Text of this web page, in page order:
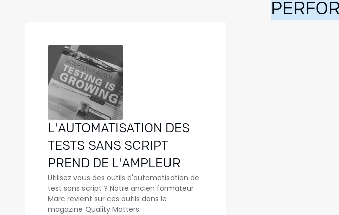
L'AUTOMATISATION DES
TESTS SANS SCRIPT
PREND DE L'AMPLEUR
Utilisez vous des outils d'automatisation de
test sans script ? Notre ancien formateur
Marc revient sur ces outils dans le
magazine Quality Matters.